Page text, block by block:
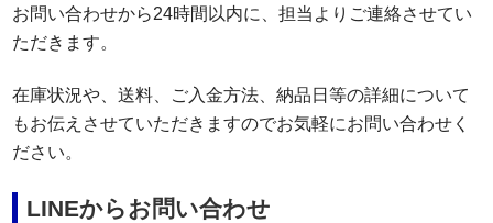
お問い合わせから24時間以内に、担当よりご連絡させてい
ただきます。
在庫状況や、送料、ご入金方法、納品日等の詳細について
もお伝えさせていただきますのでお気軽にお問い合わせく
ださい。
LINEからお問い合わせ